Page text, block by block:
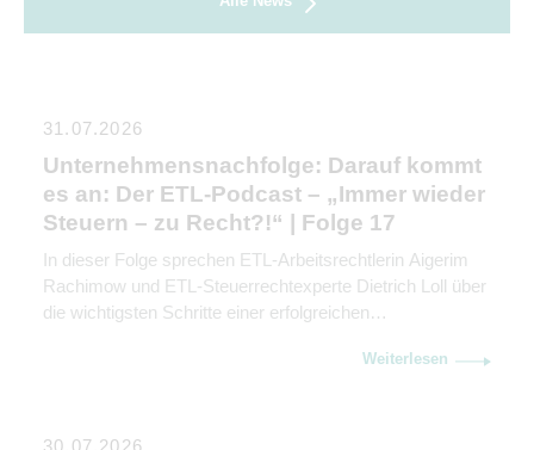
31.07.2026
Unternehmensnachfolge: Darauf kommt
es an: Der ETL-Podcast – „Immer wieder
Steuern – zu Recht?!“ | Folge 17
In dieser Folge sprechen ETL-Arbeitsrechtlerin Aigerim
Rachimow und ETL-Steuerrechtexperte Dietrich Loll über
die wichtigsten Schritte einer erfolgreichen
Kommunikation genauso wichtig ist wie rechtliche und
Weiterlesen
30.07.2026